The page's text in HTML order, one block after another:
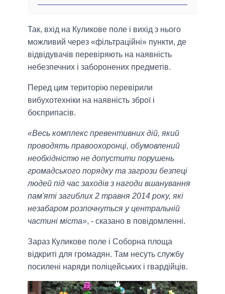
Так, вхід на Куликове поле і вихід з нього
можливий через «фільтраційні» пункти, де
відвідувачів перевіряють на наявність
небезпечних і заборонених предметів.
Перед цим територію перевірили
вибухотехніки на наявність зброї і
боєприпасів.
«Весь комплекс превентивних дій, який
проводять правоохоронці, обумовлений
необхідністю не допустити порушень
громадського порядку та загрози безпеці
людей під час заходів з нагоди вшанування
пам'яті загиблих 2 травня 2014 року, які
незабаром розпочнуться у центральній
частині міста», - сказано в повідомленні.
Зараз Куликове поле і Соборна площа
відкриті для громадян. Там несуть службу
посилені наряди поліцейських і гвардійців.